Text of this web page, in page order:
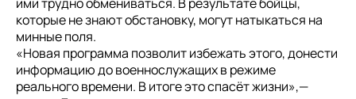
которые не знают обстановку, могут натыкаться на
минные поля.
«Новая программа позволит избежать этого, донести
информацию до военнослужащих в режиме
реального времени. В итоге это спасёт жизни»,—